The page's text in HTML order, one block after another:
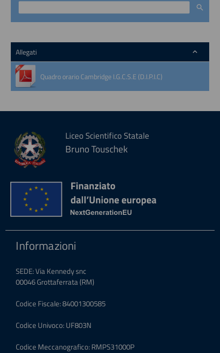
Allegati
Quadro orario Cambridge I.G.C.S.E (D.I.P.I.C)
Liceo Scientifico Statale
Bruno Touschek
Informazioni
SEDE: Via Kennedy snc
00046 Grottaferrata (RM)
Codice Fiscale: 84001300585
Codice Univoco: UF803N
Codice Meccanografico: RMPS31000P